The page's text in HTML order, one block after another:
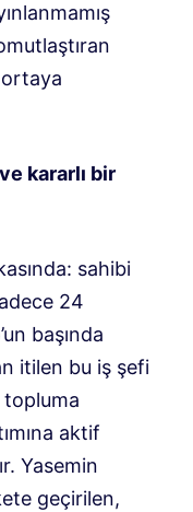
kararlı bir
sahibi
24
başında
itilen bu iş şefi
topluma
aktif
Yasemin
geçirilen,